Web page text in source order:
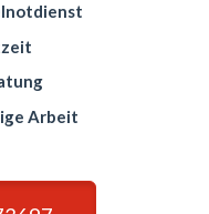
Arbeit